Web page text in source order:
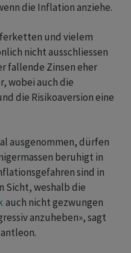
die Inflation anziehe.
und vielem
nicht ausschliessen
fallende Zinsen eher
wobei auch die
die Risikoaversion eine
ausgenommen, dürfen
beruhigt in
sind in
Sicht, weshalb die
auch nicht gezwungen
anzuheben», sagt